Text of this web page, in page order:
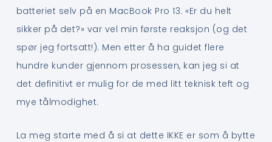
batteriet selv på en MacBook Pro 13. «Er du helt
sikker på det?» var vel min første reaksjon (og det
spør jeg fortsatt!). Men etter å ha guidet flere
hundre kunder gjennom prosessen, kan jeg si at
det definitivt er mulig for de med litt teknisk teft og
mye tålmodighet.
La meg starte med å si at dette IKKE er som å bytte